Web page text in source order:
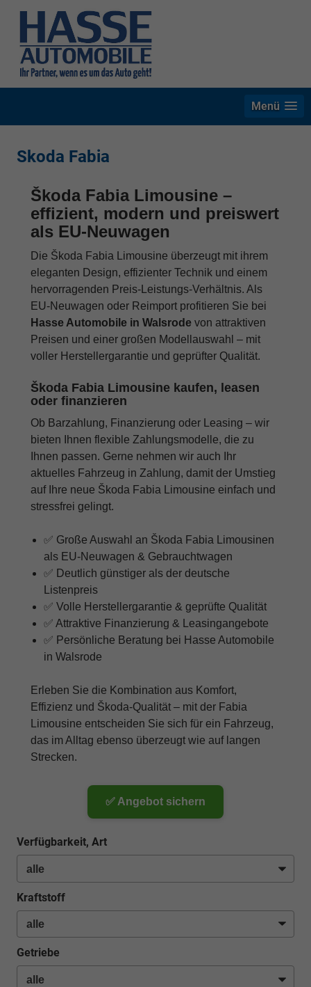
Menü
Skoda Fabia
Škoda Fabia Limousine –
effizient, modern und preiswert
als EU-Neuwagen
Die Škoda Fabia Limousine überzeugt mit ihrem
eleganten Design, effizienter Technik und einem
hervorragenden Preis-Leistungs-Verhältnis. Als
EU-Neuwagen oder Reimport profitieren Sie bei
Hasse Automobile in Walsrode von attraktiven
Preisen und einer großen Modellauswahl – mit
voller Herstellergarantie und geprüfter Qualität.
Škoda Fabia Limousine kaufen, leasen
oder finanzieren
Ob Barzahlung, Finanzierung oder Leasing – wir
bieten Ihnen flexible Zahlungsmodelle, die zu
Ihnen passen. Gerne nehmen wir auch Ihr
aktuelles Fahrzeug in Zahlung, damit der Umstieg
auf Ihre neue Škoda Fabia Limousine einfach und
stressfrei gelingt.
✅ Große Auswahl an Škoda Fabia Limousinen
als EU-Neuwagen & Gebrauchtwagen
✅ Deutlich günstiger als der deutsche
Listenpreis
✅ Volle Herstellergarantie & geprüfte Qualität
✅ Attraktive Finanzierung & Leasingangebote
✅ Persönliche Beratung bei Hasse Automobile
in Walsrode
Erleben Sie die Kombination aus Komfort,
Effizienz und Škoda-Qualität – mit der Fabia
Limousine entscheiden Sie sich für ein Fahrzeug,
das im Alltag ebenso überzeugt wie auf langen
Strecken.
✅ Angebot sichern
Verfügbarkeit, Art
Kraftstoff
Getriebe